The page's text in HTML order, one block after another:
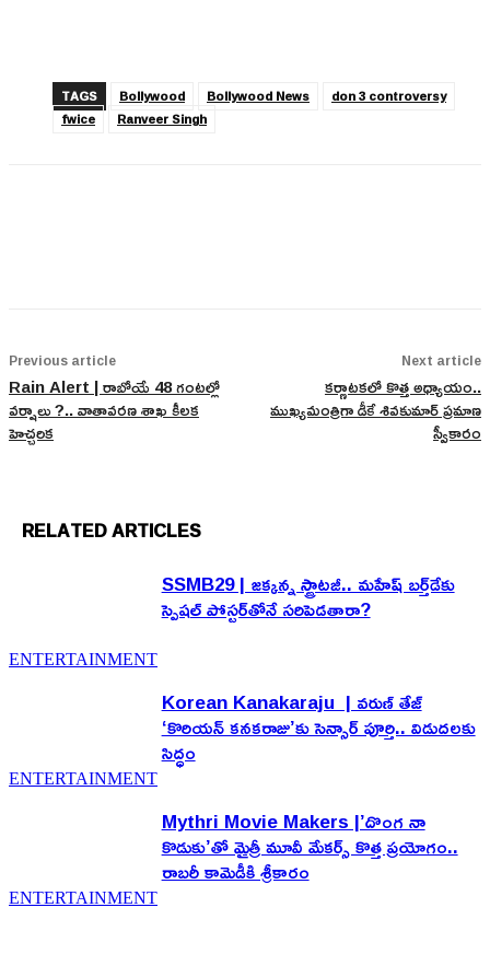
TAGS Bollywood Bollywood News
don 3 controversy
fwice
Ranveer Singh
Previous article
Rain Alert | రాబోయే 48 గంటల్లో
వర్షాలు ?.. వాతావరణ శాఖ కీలక
హెచ్చరిక
Next article
కర్ణాటకలో కొత్త అధ్యాయం..
ముఖ్యమంత్రిగా డీకే శివకుమార్ ప్రమాణ
స్వీకారం
RELATED ARTICLES
ENTERTAINMENT
SSMB29 | జక్కన్న స్ట్రాటజీ.. మహేష్ బర్త్‌డేకు
స్పెషల్ పోస్టర్‌తోనే సరిపెడతారా?
ENTERTAINMENT
Korean Kanakaraju | వరుణ్ తేజ్
‘కొరియన్ కనకరాజు’కు సెన్సార్ పూర్తి.. విడుదలకు
సిద్ధం
ENTERTAINMENT
Mythri Movie Makers |’దొంగ నా
కొడుకు’తో మైత్రీ మూవీ మేకర్స్ కొత్త ప్రయోగం..
రాబరీ కామెడీకి శ్రీకారం